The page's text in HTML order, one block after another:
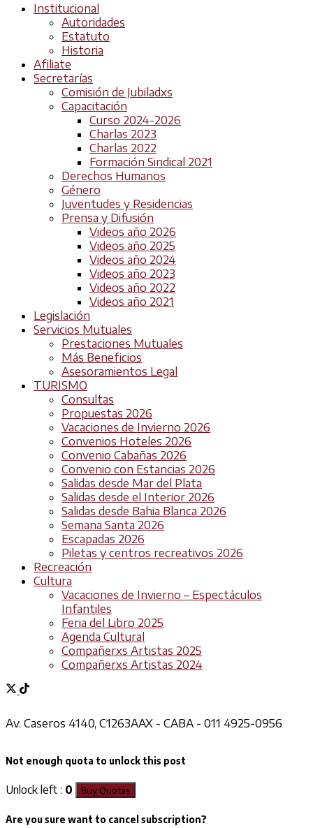
Institucional
Autoridades
Estatuto
Historia
Afiliate
Secretarías
Comisión de Jubiladxs
Capacitación
Curso 2024-2026
Charlas 2023
Charlas 2022
Formación Sindical 2021
Derechos Humanos
Género
Juventudes y Residencias
Prensa y Difusión
Videos año 2026
Videos año 2025
Videos año 2024
Videos año 2023
Videos año 2022
Videos año 2021
Legislación
Servicios Mutuales
Prestaciones Mutuales
Más Beneficios
Asesoramientos Legal
TURISMO
Consultas
Propuestas 2026
Vacaciones de Invierno 2026
Convenios Hoteles 2026
Convenio Cabañas 2026
Convenio con Estancias 2026
Salidas desde Mar del Plata
Salidas desde el Interior 2026
Salidas desde Bahia Blanca 2026
Semana Santa 2026
Escapadas 2026
Piletas y centros recreativos 2026
Recreación
Cultura
Vacaciones de Invierno – Espectáculos
Infantiles
Feria del Libro 2025
Agenda Cultural
Compañerxs Artistas 2025
Compañerxs Artistas 2024
Av. Caseros 4140, C1263AAX - CABA - 011 4925-0956
Not enough quota to unlock this post
Unlock left : 0 Buy Quotas
Are you sure want to cancel subscription?